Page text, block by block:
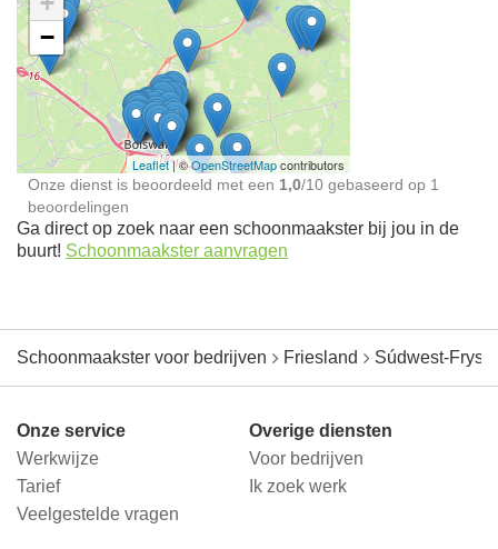
Ontdek meer ervaringen
Schoonmaakster bij
jou in de buurt
−
Leaflet| ©OpenStreetMapcontributors
Onze dienst is beoordeeld met een 1,0/10 gebaseerd op 1
beoordelingen
Ga direct op zoek naar een schoonmaakster bij jou in de
buurt! Schoonmaakster aanvragen
Schoonmaakster voor bedrijven Friesland Súdwest-
Onze service
Werkwijze
Tarief
Veelgestelde vragen
Overige diensten
Voor bedrijven
Ik zoek werk